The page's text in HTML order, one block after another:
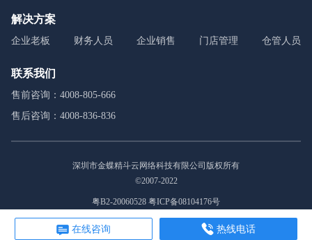
解决方案
企业老板 财务人员 企业销售 门店管理 仓管人员
联系我们
售前咨询：4008-805-666
售后咨询：4008-836-836
深圳市金蝶精斗云网络科技有限公司版权所有
©2007-2022
粤B2-20060528 粤ICP备08104176号
在线咨询 热线电话